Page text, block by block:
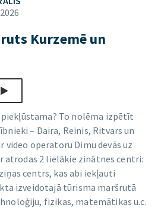
Kurzemē un
To nolēma izpētīt
– Daira, Reinis, Ritvars un
video operatoru Dimu devās uz
atrodas 2 lielākie zinātnes centri:
centrs, kas abi iekļauti
izveidotajā tūrisma maršrutā
fizikas, matemātikas u.c.